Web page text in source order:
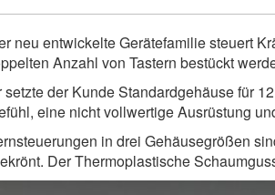
neu entwickelte Gerätefamilie steuert
Anzahl von Tastern bestückt
setzte der Kunde Standardgehäuse für
eine nicht vollwertige Ausrüstung
in drei Gehäusegrößen
Der Thermoplastische